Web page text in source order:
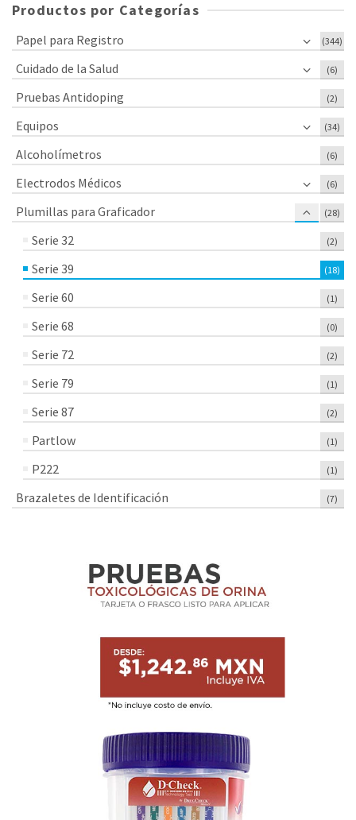
Productos por Categorías
Papel para Registro (344)
Cuidado de la Salud (6)
Pruebas Antidoping (2)
Equipos (34)
Alcoholímetros (6)
Electrodos Médicos (6)
Plumillas para Graficador (28)
Serie 32 (2)
Serie 39 (18)
Serie 60 (1)
Serie 68 (0)
Serie 72 (2)
Serie 79 (1)
Serie 87 (2)
Partlow (1)
P222 (1)
Brazaletes de Identificación (7)